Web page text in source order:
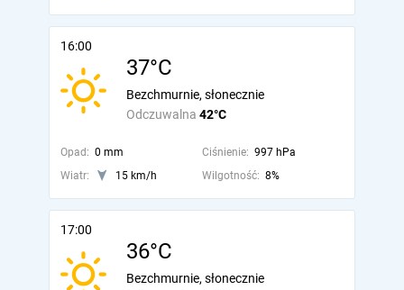
16:00
37°C
Odczuwalna 42°C
Bezchmurnie, słonecznie
Opad: 0 mm Ciśnienie: 997 hPa
Wiatr:
15 km/h Wilgotność: 8%
17:00
36°C
Bezchmurnie, słonecznie